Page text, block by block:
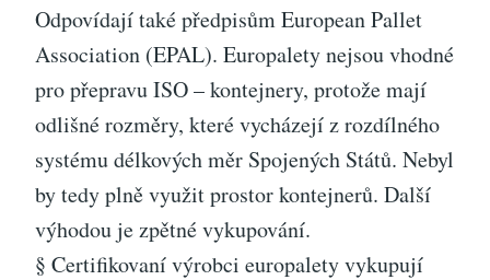
Odpovídají také předpisům European Pallet
Association (EPAL). Europalety nejsou vhodné
pro přepravu ISO – kontejnery, protože mají
odlišné rozměry, které vycházejí z rozdílného
systému délkových měr Spojených Států. Nebyl
by tedy plně využit prostor kontejnerů. Další
výhodou je zpětné vykupování.
§ Certifikovaní výrobci europalety vykupují